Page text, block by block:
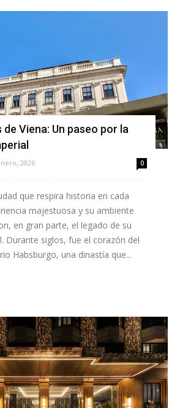
de Viena: Un paseo por la
2026 0
que respira historia en cada
majestuosa y su ambiente
en gran parte, el legado de su
Durante siglos, fue el corazón del
Habsburgo, una dinastía que...